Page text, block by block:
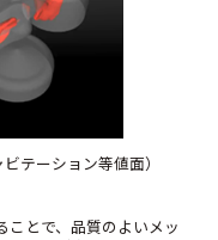
テーション等値面）
ことで、品質のよいメッ